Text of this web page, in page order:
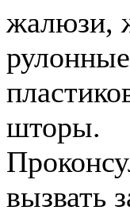
жалюзи,
шторы.
вызвать